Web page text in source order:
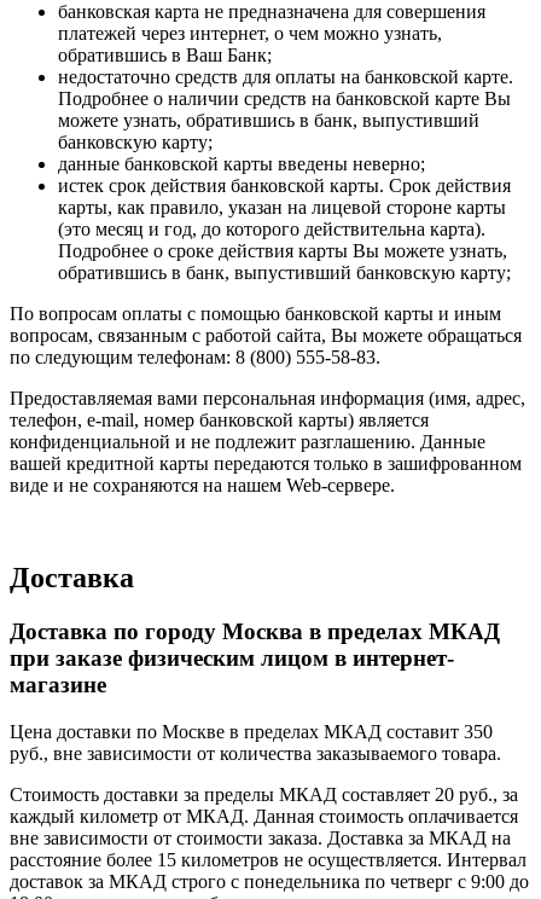
банковская карта не предназначена для совершения
платежей через интернет, о чем можно узнать,
обратившись в Ваш Банк;
недостаточно средств для оплаты на банковской карте.
Подробнее о наличии средств на банковской карте Вы
можете узнать, обратившись в банк, выпустивший
банковскую карту;
данные банковской карты введены неверно;
истек срок действия банковской карты. Срок действия
карты, как правило, указан на лицевой стороне карты
(это месяц и год, до которого действительна карта).
Подробнее о сроке действия карты Вы можете узнать,
обратившись в банк, выпустивший банковскую карту;
По вопросам оплаты с помощью банковской карты и иным
вопросам, связанным с работой сайта, Вы можете обращаться
по следующим телефонам: 8 (800) 555-58-83.
Предоставляемая вами персональная информация (имя, адрес,
телефон, e-mail, номер банковской карты) является
конфиденциальной и не подлежит разглашению. Данные
вашей кредитной карты передаются только в зашифрованном
виде и не сохраняются на нашем Web-сервере.
Доставка
Доставка по городу Москва в пределах МКАД
при заказе физическим лицом в интернет-
магазине
Цена доставки по Москве в пределах МКАД составит 350
руб., вне зависимости от количества заказываемого товара.
Стоимость доставки за пределы МКАД составляет 20 руб., за
каждый километр от МКАД. Данная стоимость оплачивается
вне зависимости от стоимости заказа. Доставка за МКАД на
расстояние более 15 километров не осуществляется. Интервал
доставок за МКАД строго с понедельника по четверг с 9:00 до